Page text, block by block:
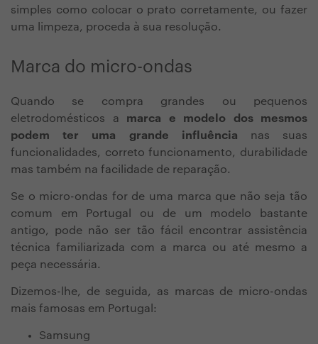
simples como colocar o prato corretamente, ou fazer
uma limpeza, proceda à sua resolução.
Marca do micro-ondas
Quando se compra grandes ou pequenos
eletrodomésticos a marca e modelo dos mesmos
podem ter uma grande influência nas suas
funcionalidades, correto funcionamento, durabilidade
mas também na facilidade de reparação.
Se o micro-ondas for de uma marca que não seja tão
comum em Portugal ou de um modelo bastante
antigo, pode não ser tão fácil encontrar assistência
técnica familiarizada com a marca ou até mesmo a
peça necessária.
Dizemos-lhe, de seguida, as marcas de micro-ondas
mais famosas em Portugal:
Samsung